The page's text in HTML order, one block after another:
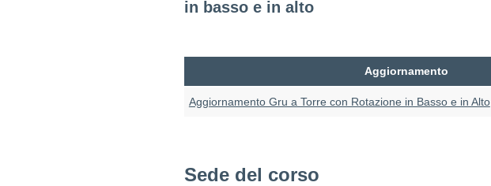
in basso e in alto
Aggiornamento
Aggiornamento Gru a Torre con Rotazione in Basso e in Alto
Sede del corso